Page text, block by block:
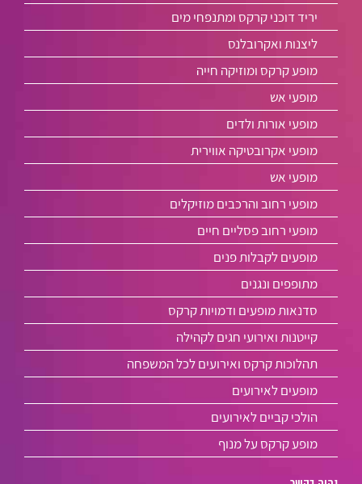
יריד דוכני קרקס ומתנפחי מים
ליצנות ואקרובלנס
מופע קרקס ומוזיקה חייה
מופעי אש
מופעי אורות ולדים
מופעי אקרובטיקה אווירית
מופעי אש
מופעי רחוב והרכבים מוזיקלים
מופעי רחוב פסליים חיים
מופעים לקבלות פנים
מתופפים ונגנים
סדנאות מופעים ודמויות קרקס
קייטנות ואירועי חגים לקהילה
תהלוכות קרקס ואירועים לכל המשפחה
מופעים לאירועים
הולכי קביים לאירועים
מופע קרקס על מנוף